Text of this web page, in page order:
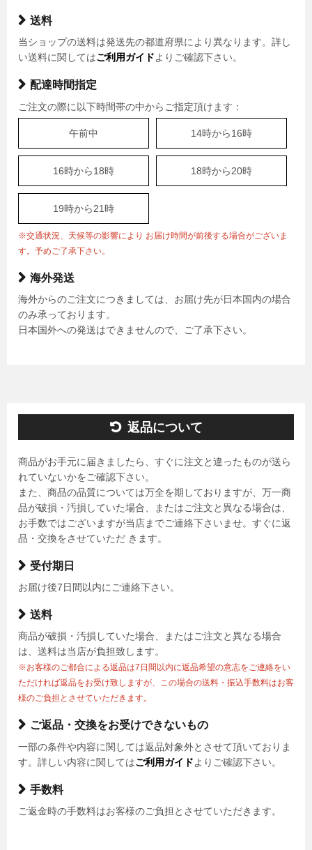
送料
当ショップの送料は発送先の都道府県により異なります。詳し
い送料に関してはご利用ガイドよりご確認下さい。
配達時間指定
ご注文の際に以下時間帯の中からご指定頂けます：
午前中 14時から16時
16時から18時 18時から20時
19時から21時
※交通状況、天候等の影響により お届け時間が前後する場合がございま
す。予めご了承下さい。
海外発送
海外からのご注文につきましては、お届け先が日本国内の場合
のみ承っております。
日本国外への発送はできませんので、ご了承下さい。
返品について
商品がお手元に届きましたら、すぐに注文と違ったものが送ら
れていないかをご確認下さい。
また、商品の品質については万全を期しておりますが、万一商
品が破損・汚損していた場合、またはご注文と異なる場合は、
お手数ではございますが当店までご連絡下さいませ。すぐに返
品・交換をさせていただ きます。
受付期日
お届け後7日間以内にご連絡下さい。
送料
商品が破損・汚損していた場合、またはご注文と異なる場合
は、送料は当店が負担致します。
※お客様のご都合による返品は7日間以内に返品希望の意志をご連絡をい
ただければ返品をお受け致しますが、この場合の送料・振込手数料はお客
様のご負担とさせていただきます。
ご返品・交換をお受けできないもの
一部の条件や内容に関しては返品対象外とさせて頂いておりま
す。詳しい内容に関してはご利用ガイドよりご確認下さい。
手数料
ご返金時の手数料はお客様のご負担とさせていただきます。